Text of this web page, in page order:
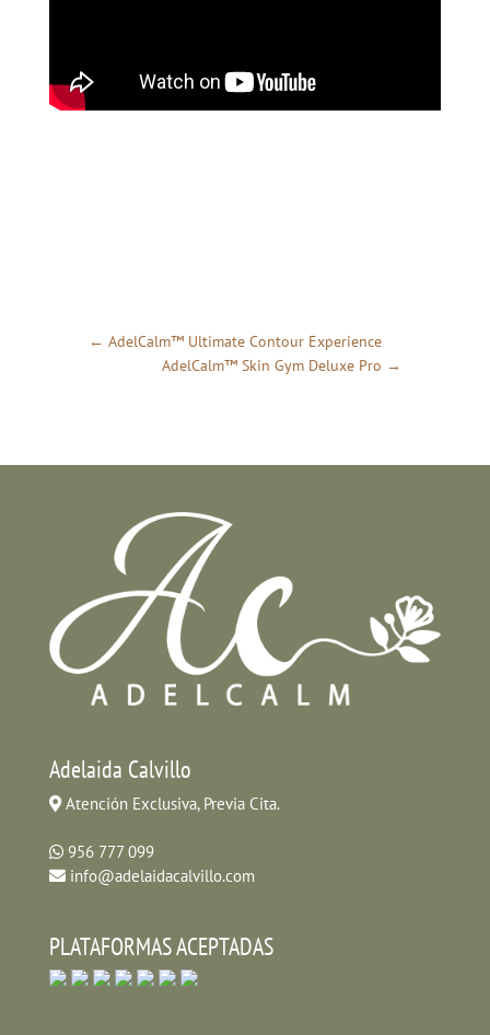
← AdelCalm™ Ultimate Contour Experience
AdelCalm™ Skin Gym Deluxe Pro →
Adelaida Calvillo
Atención Exclusiva, Previa Cita.
956 777 099
info@adelaidacalvillo.com
PLATAFORMAS ACEPTADAS